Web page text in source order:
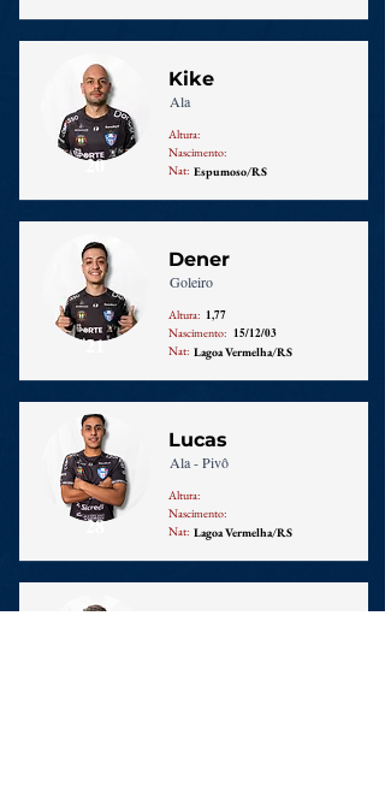
20
Kike
Ala
Altura:
Nascimento:
Nat: Espumoso/RS
21
Dener
Goleiro
Altura: 1,77
Nascimento: 15/12/03
Nat: Lagoa Vermelha/RS
28
Lucas
Ala - Pivô
Altura:
Nascimento:
Nat: Lagoa Vermelha/RS